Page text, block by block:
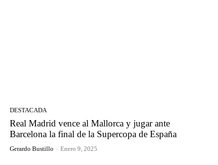
DESTACADA
Real Madrid vence al Mallorca y jugar ante
Barcelona la final de la Supercopa de España
Gerardo Bustillo - Enero 9, 2025